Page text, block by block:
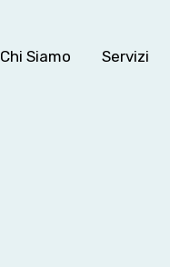
Chi Siamo Servizi